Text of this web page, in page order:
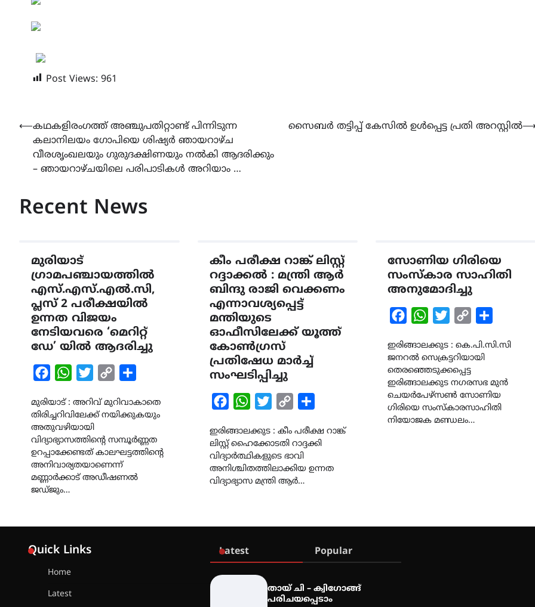
Post Views: 961
Post
navigation
⟵കഥകളിരംഗത്ത് അഞ്ചുപതിറ്റാണ്ട് പിന്നിടുന്ന
കലാനിലയം ഗോപിയെ ശിഷ്യർ ഞായറാഴ്ച
വീരശൃംഖലയും ഗുരുദക്ഷിണയും നൽകി ആദരിക്കും
– ഞായറാഴ്ചയിലെ പരിപാടികൾ അറിയാം …
സൈബർ തട്ടിപ്പ് കേസിൽ ഉൾപ്പെട്ട പ്രതി അറസ്റ്റിൽ
Recent News
മുരിയാട്
ഗ്രാമപഞ്ചായത്തിൽ
എസ്.എസ്.എൽ.സി,
പ്ലസ് 2 പരീക്ഷയിൽ
ഉന്നത വിജയം
നേടിയവരെ ‘മെറിറ്റ്
ഡേ’ യിൽ ആദരിച്ചു
FacebookWhatsAppTwitterCopy
മുരിയാട് : അറിവ് മുറിവാകാതെ
തിരിച്ചറിവിലേക്ക് നയിക്കുകയും
അതുവഴിയായി
വിദ്യാഭ്യാസത്തിന്റെ സമ്പൂർണ്ണത
ഉറപ്പാക്കേണ്ടത് കാലഘട്ടത്തിന്റെ
അനിവാര്യതയാണെന്ന്
മണ്ണാർക്കാട് അഡീഷണൽ
ജഡ്ജും…
കീം പരീക്ഷ റാങ്ക് ലിസ്റ്റ്
റദ്ദാക്കൽ : മന്ത്രി ആർ
ബിന്ദു രാജി വെക്കണം
എന്നാവശ്യപ്പെട്ട്
മന്തിയുടെ
ഓഫീസിലേക്ക് യൂത്ത്
കോൺഗ്രസ്
പ്രതിഷേധ മാർച്ച്
സംഘടിപ്പിച്ചു
FacebookWhatsAppTwitterCopy
ഇരിങ്ങാലക്കുട : കീം പരീക്ഷ റാങ്ക്
ലിസ്റ്റ് ഹൈക്കോടതി റാദ്ദക്കി
വിദ്യാർത്ഥികളുടെ ഭാവി
അനിശ്ചിതത്തിലാക്കിയ ഉന്നത
വിദ്യാഭ്യാസ മന്ത്രി ആർ…
സോണിയ ഗിരിയെ
സംസ്കാര സാഹിതി
അനുമോദിച്ചു
FacebookWhatsAppTwitterCopy
ഇരിങ്ങാലക്കുട : കെ.പി.സി.സി
ജനറൽ സെക്രട്ടറിയായി
തെരഞ്ഞെടുക്കപ്പെട്ട
ഇരിങ്ങാലക്കുട നഗരസഭ മുൻ
ചെയർപേഴ്സൺ സോണിയ
ഗിരിയെ സംസ്കാരസാഹിതി
നിയോജക മണ്ഡലം…
Quick Links
Home
Latest
Latest Popular
തായ് ചി – ക്വിഗോങ്ങ്
പരിചയപ്പെടാം